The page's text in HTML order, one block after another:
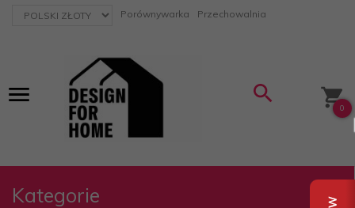
currency_h Porównywarka Przechowalnia
0
Kategorie